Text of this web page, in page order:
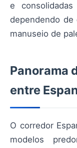
e
dependendo de
manuseio de
Panorama
entre
O corredor
modelos